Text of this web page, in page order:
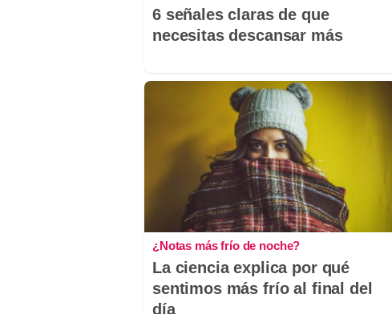
6 señales claras de que
necesitas descansar más
¿Notas más frío de noche?
La ciencia explica por qué
sentimos más frío al final del
día